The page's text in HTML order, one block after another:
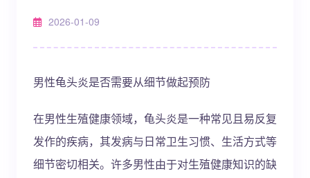
2026-01-09
男性龟头炎是否需要从细节做起预防
在男性生殖健康领域，龟头炎是一种常见且易反复
发作的疾病，其发病与日常卫生习惯、生活方式等
细节密切相关。许多男性由于对生殖健康知识的缺